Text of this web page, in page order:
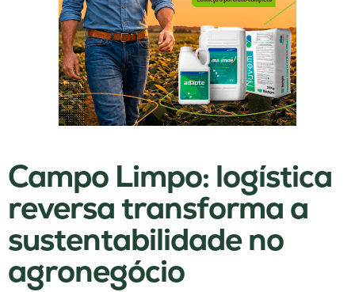
Campo Limpo: logística
reversa transforma a
sustentabilidade no
agronegócio